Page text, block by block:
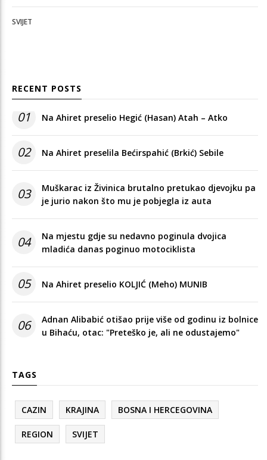
SVIJET
RECENT POSTS
01 Na Ahiret preselio Hegić (Hasan) Atah – Atko
02 Na Ahiret preselila Bećirspahić (Brkić) Sebile
03
Muškarac iz Živinica brutalno pretukao djevojku pa
je jurio nakon što mu je pobjegla iz auta
04
Na mjestu gdje su nedavno poginula dvojica
mladića danas poginuo motociklista
05 Na Ahiret preselio KOLJIĆ (Meho) MUNIB
06
Adnan Alibabić otišao prije više od godinu iz bolnice
u Bihaću, otac: "Preteško je, ali ne odustajemo"
TAGS
CAZIN KRAJINA BOSNA I HERCEGOVINA
REGION SVIJET